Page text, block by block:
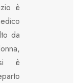
è
da
si è